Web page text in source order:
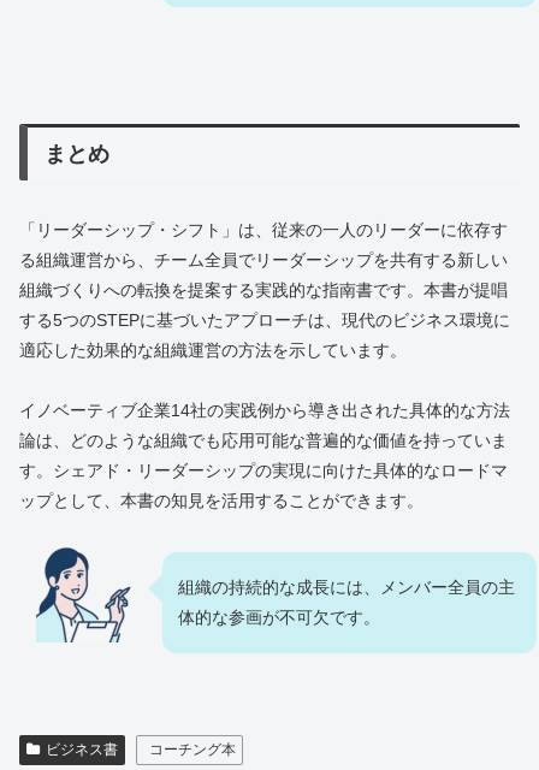
まとめ
「リーダーシップ・シフト」は、従来の一人のリーダーに依存す
る組織運営から、チーム全員でリーダーシップを共有する新しい
組織づくりへの転換を提案する実践的な指南書です。本書が提唱
する5つのSTEPに基づいたアプローチは、現代のビジネス環境に
適応した効果的な組織運営の方法を示しています。
イノベーティブ企業14社の実践例から導き出された具体的な方法
論は、どのような組織でも応用可能な普遍的な価値を持っていま
す。シェアド・リーダーシップの実現に向けた具体的なロードマ
ップとして、本書の知見を活用することができます。
組織の持続的な成長には、メンバー全員の主
体的な参画が不可欠です。
ビジネス書 コーチング本